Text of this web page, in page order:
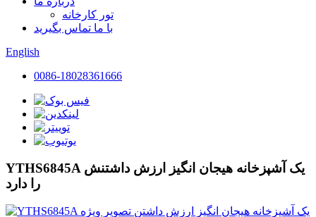
تور کارخانه
با ما تماس بگیرید
English
0086-18028361666
YTHS6845A یک آشپزخانه هیجان انگیز ارزش داشتنش
را دارد